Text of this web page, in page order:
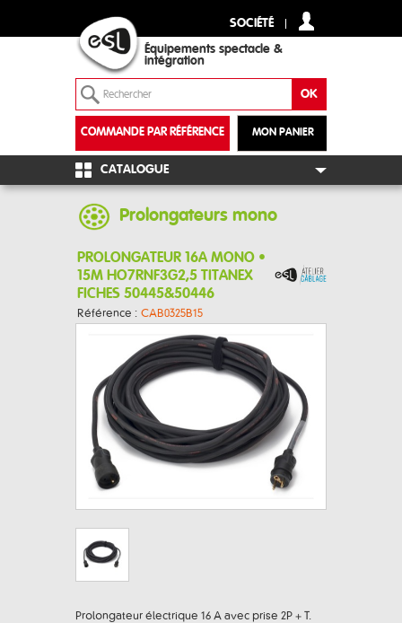
SOCIÉTÉ
Équipements spectacle &
intégration
MON PANIER
COMMANDE PAR RÉFÉRENCE
+
CATALOGUE
Prolongateurs mono
PROLONGATEUR 16A MONO •
15M HO7RNF3G2,5 TITANEX
FICHES 50445&50446
Référence : CAB0325B15
Prolongateur électrique 16 A avec prise 2P + T.